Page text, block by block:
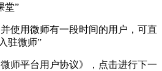
堂”
使用微师有一段时间的用户，可直
驻微师”
师平台用户协议》，点击进行下一